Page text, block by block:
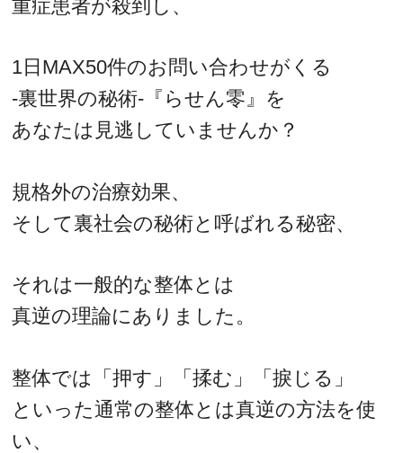
重症患者が殺到し、
1日MAX50件のお問い合わせがくる
‐裏世界の秘術‐『らせん零』を
あなたは見逃していませんか？
規格外の治療効果、
そして裏社会の秘術と呼ばれる秘密、
それは一般的な整体とは
真逆の理論にありました。
整体では「押す」「揉む」「捩じる」
といった通常の整体とは真逆の方法を使
い、